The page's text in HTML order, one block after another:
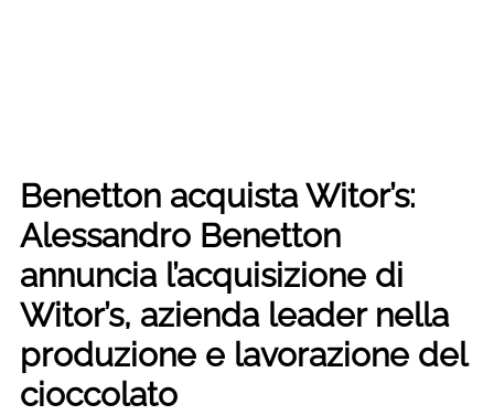
Benetton acquista Witor’s:
Alessandro Benetton
annuncia l’acquisizione di
Witor’s, azienda leader nella
produzione e lavorazione del
cioccolato